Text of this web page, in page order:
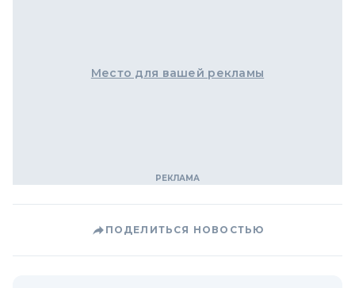
Место для вашей рекламы
ПОДЕЛИТЬСЯ НОВОСТЬЮ